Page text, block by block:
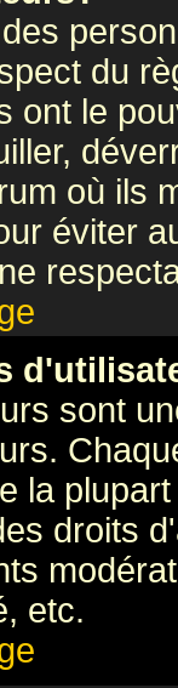
du
ont le
où ils
éviter
sont
la
droits
etc.